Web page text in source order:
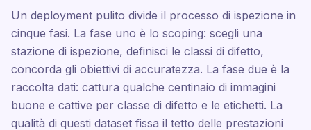
Un deployment pulito divide il processo di ispezione in
cinque fasi. La fase uno è lo scoping: scegli una
stazione di ispezione, definisci le classi di difetto,
concorda gli obiettivi di accuratezza. La fase due è la
raccolta dati: cattura qualche centinaio di immagini
buone e cattive per classe di difetto e le etichetti. La
qualità di questi dataset fissa il tetto delle prestazioni